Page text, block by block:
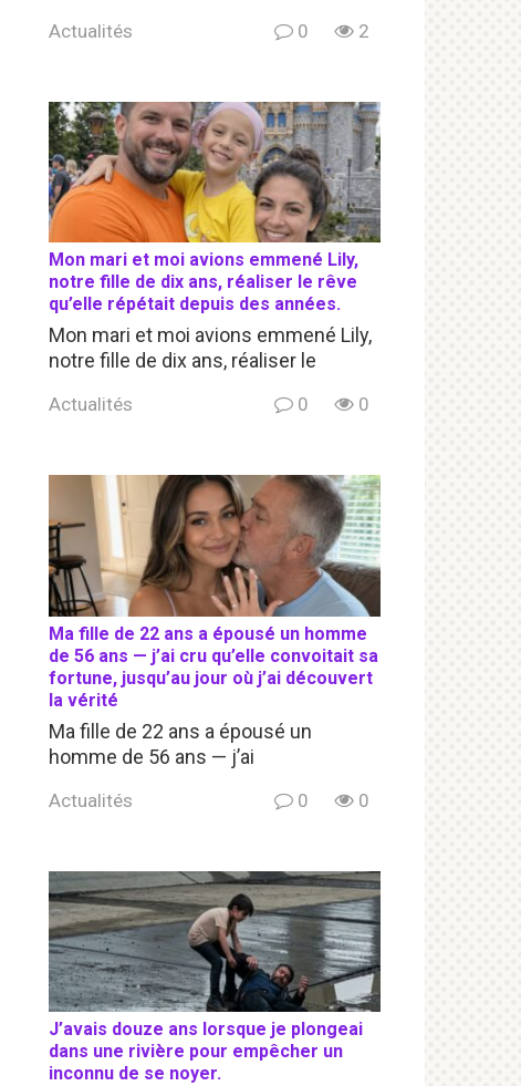
Actualités 0 2
Mon mari et moi avions emmené Lily,
notre fille de dix ans, réaliser le rêve
qu’elle répétait depuis des années.
Mon mari et moi avions emmené Lily,
notre fille de dix ans, réaliser le
Actualités 0 0
Ma fille de 22 ans a épousé un homme
de 56 ans — j’ai cru qu’elle convoitait sa
fortune, jusqu’au jour où j’ai découvert
la vérité
Ma fille de 22 ans a épousé un
homme de 56 ans — j’ai
Actualités 0 0
J’avais douze ans lorsque je plongeai
dans une rivière pour empêcher un
inconnu de se noyer.